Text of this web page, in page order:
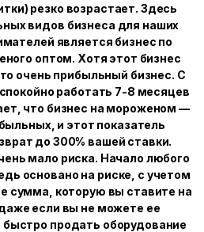
резко возрастает. Здесь
видов бизнеса для наших
является бизнес по
оптом. Хотя этот бизнес
очень прибыльный бизнес. С
работать 7-8 месяцев
что бизнес на мороженом —
и этот показатель
до 300% вашей ставки.
мало риска. Начало любого
основано на риске, с учетом
сумма, которую вы ставите на
если вы не можете ее
продать оборудование